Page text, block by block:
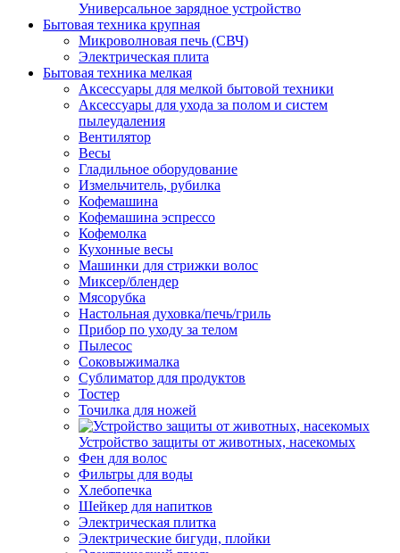
Универсальное зарядное устройство
Бытовая техника крупная
Микроволновая печь (СВЧ)
Электрическая плита
Бытовая техника мелкая
Аксессуары для мелкой бытовой техники
Аксессуары для ухода за полом и систем
пылеудаления
Вентилятор
Весы
Гладильное оборудование
Измельчитель, рубилка
Кофемашина
Кофемашина эспрессо
Кофемолка
Кухонные весы
Машинки для стрижки волос
Миксер/блендер
Мясорубка
Настольная духовка/печь/гриль
Прибор по уходу за телом
Пылесос
Соковыжималка
Сублиматор для продуктов
Тостер
Точилка для ножей
Устройство защиты от животных, насекомых
Фен для волос
Фильтры для воды
Хлебопечка
Шейкер для напитков
Электрическая плитка
Электрические бигуди, плойки